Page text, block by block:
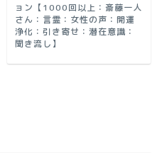
ョン【1000回以上：斎藤一人
さん：言霊：女性の声：開運
浄化：引き寄せ：潜在意識：
聞き流し】